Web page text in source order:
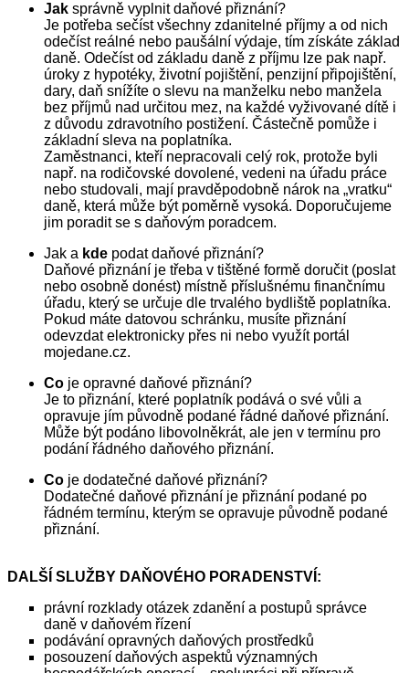
Jak správně vyplnit daňové přiznání?
Je potřeba sečíst všechny zdanitelné příjmy a od nich
odečíst reálné nebo paušální výdaje, tím získáte základ
daně. Odečíst od základu daně z příjmu lze pak např.
úroky z hypotéky, životní pojištění, penzijní připojištění,
dary, daň snížíte o slevu na manželku nebo manžela
bez příjmů nad určitou mez, na každé vyživované dítě i
z důvodu zdravotního postižení. Částečně pomůže i
základní sleva na poplatníka.
Zaměstnanci, kteří nepracovali celý rok, protože byli
např. na rodičovské dovolené, vedeni na úřadu práce
nebo studovali, mají pravděpodobně nárok na „vratku“
daně, která může být poměrně vysoká. Doporučujeme
jim poradit se s daňovým poradcem.
Jak a kde podat daňové přiznání?
Daňové přiznání je třeba v tištěné formě doručit (poslat
nebo osobně donést) místně příslušnému finančnímu
úřadu, který se určuje dle trvalého bydliště poplatníka.
Pokud máte datovou schránku, musíte přiznání
odevzdat elektronicky přes ni nebo využít portál
mojedane.cz.
Co je opravné daňové přiznání?
Je to přiznání, které poplatník podává o své vůli a
opravuje jím původně podané řádné daňové přiznání.
Může být podáno libovolněkrát, ale jen v termínu pro
podání řádného daňového přiznání.
Co je dodatečné daňové přiznání?
Dodatečné daňové přiznání je přiznání podané po
řádném termínu, kterým se opravuje původně podané
přiznání.
DALŠÍ SLUŽBY DAŇOVÉHO PORADENSTVÍ:
právní rozklady otázek zdanění a postupů správce
daně v daňovém řízení
podávání opravných daňových prostředků
posouzení daňových aspektů významných